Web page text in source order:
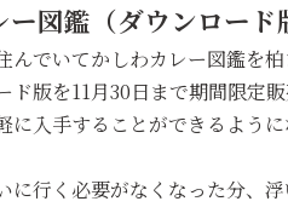
図鑑（ダウンロード
んでいてかしわカレー図鑑を
ド版を11月30日まで期間限定
に入手することができるように
に行く必要がなくなった分、